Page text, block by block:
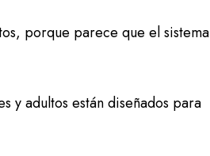
porque parece que el sistema
y adultos están diseñados para